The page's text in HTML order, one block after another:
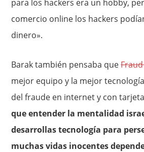
para los hackers era un hobby,
comercio online los hackers
dinero».
Barak también pensaba que
mejor equipo y la mejor
del fraude en internet y con
que entender la mentalidad
desarrollas tecnología para
muchas vidas inocentes